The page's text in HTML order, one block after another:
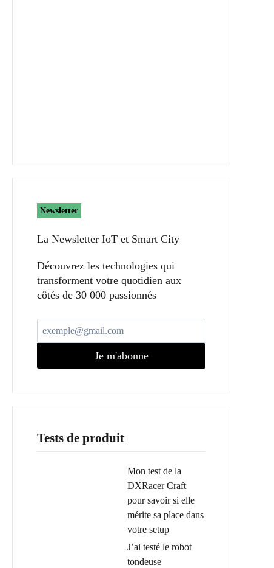
Newsletter
La Newsletter IoT et Smart City​
Découvrez les technologies qui
transforment votre quotidien aux
côtés de 30 000 passionnés
Je m'abonne
Tests de produit
Mon test de la
DXRacer Craft
pour savoir si elle
mérite sa place dans
votre setup
J’ai testé le robot
tondeuse